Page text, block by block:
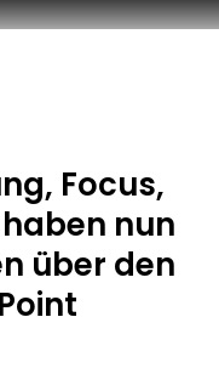
Focus,
haben nun
über den